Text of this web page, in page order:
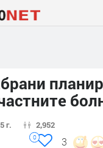
г. 2,952
3
0